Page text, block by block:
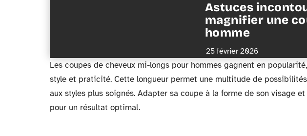
Astuces
magnifier une
homme
25 février 2026
Les coupes de cheveux mi-longs pour hommes gagnent en
style et praticité. Cette longueur permet une multitude de
aux styles plus soignés. Adapter sa coupe à la forme de son visage
pour un résultat optimal.